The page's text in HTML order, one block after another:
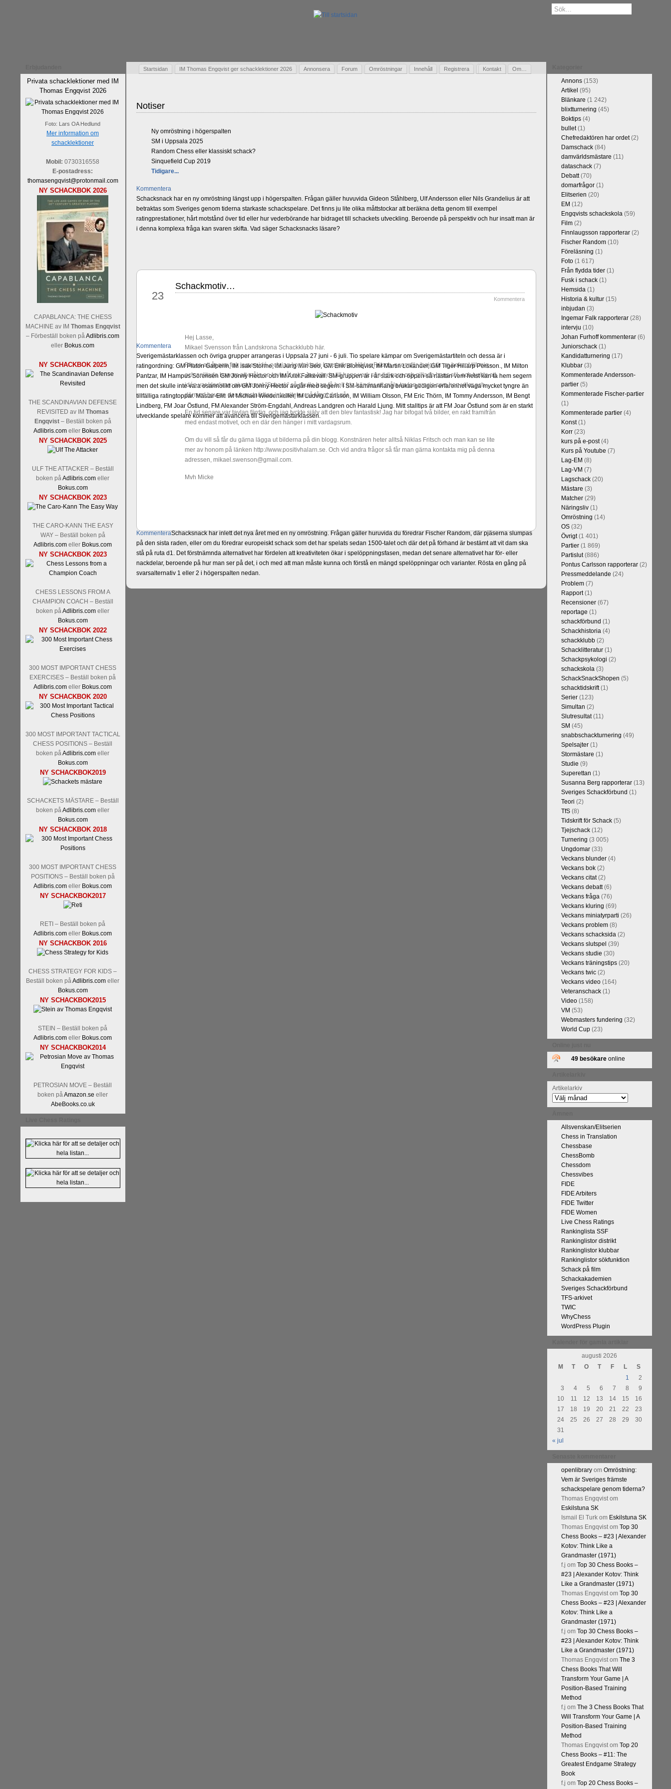
Privata schacklektioner med IM
Thomas Engqvist 2026
Foto: Lars OA Hedlund
Mer information om
schacklektioner
Mobil: 0730316558
E-postadress:
thomasengqvist@protonmail.com
NY SCHACKBOK 2026
CAPABLANCA: THE CHESS
MACHINE av IM Thomas Engqvist
– Förbeställ boken påAdlibris.com
eller Bokus.com
NY SCHACKBOK 2025
THE SCANDINAVIAN DEFENSE
REVISITED av IM Thomas
Engqvist– Beställ boken på
Adlibris.com eller Bokus.com
NY SCHACKBOK 2025
ULF THE ATTACKER – Beställ
boken påAdlibris.com eller
Bokus.com
NY SCHACKBOK 2023
THE CARO-KANN THE EASY
WAY – Beställ boken på
Adlibris.com eller Bokus.com
NY SCHACKBOK 2023
CHESS LESSONS FROM A
CHAMPION COACH – Beställ
boken påAdlibris.com eller
Bokus.com
NY SCHACKBOK 2022
300 MOST IMPORTANT CHESS
EXERCISES – Beställ boken på
Adlibris.com eller Bokus.com
NY SCHACKBOK 2020
300 MOST IMPORTANT TACTICAL
CHESS POSITIONS – Beställ
boken påAdlibris.com eller
Bokus.com
NY SCHACKBOK2019
SCHACKETS MÄSTARE – Beställ
boken påAdlibris.com eller
Bokus.com
NY SCHACKBOK 2018
300 MOST IMPORTANT CHESS
POSITIONS – Beställ boken på
Adlibris.com eller Bokus.com
NY SCHACKBOK2017
RETI – Beställ boken på
Adlibris.com eller Bokus.com
NY SCHACKBOK 2016
CHESS STRATEGY FOR KIDS –
Beställ boken påAdlibris.com eller
Bokus.com
NY SCHACKBOK2015
STEIN – Beställ boken på
Adlibris.com eller Bokus.com
NY SCHACKBOK2014
PETROSIAN MOVE – Beställ
boken påAmazon.se eller
AbeBooks.co.uk
Startsidan IM Thomas Engqvist ger schacklektioner 2026 Annonsera Forum Omröstningar Innehåll Registrera Kontakt Om…
Gästbok
Notiser
Ny omröstning i högerspalten
SM i Uppsala 2025
Random Chess eller klassiskt schack?
Sinquefield Cup 2019
Tidigare...
Kommentera
Schacksnack har en ny omröstning längst upp i högerspalten. Frågan gäller huvuvida Gideon Ståhlberg, Ulf Andersson eller Nils Grandelius är att
betraktas som Sveriges genom tiderna starkaste schackspelare. Det finns ju lite olika måttstockar att beräkna detta genom till exempel
ratingprestationer, hårt motstånd över tid eller hur vederbörande har bidraget till schackets utveckling. Beroende på perspektiv och hur insatt man är
i denna komplexa fråga kan svaren skifta. Vad säger Schacksnacks läsare?
Kommentera
Sverigemästarklassen och övriga grupper arrangeras i Uppsala 27 juni - 6 juli. Tio spelare kämpar om Sverigemästartiteln och dessa är i
ratingordning: GM Platon Galperin, IM Isak Storme, IM Jung Min Seo, GM Erik Blomqvist, IM Martin Lokander, GM Tiger Hillarp Persson., IM Milton
Pantzar, IM Hampus Sörensen GM Jonny Hector och IM Axel Falkevall. SM-gruppen är i år stark och öppen så nästan vem helst kan ta hem segern
men det skulle inte vara osannolikt om GM Jonny Hector avgår med segern. I SM-sammanhang brukar gedigen erfarenhet väga mycket tyngre än
tillfälliga ratingtoppar. Mästar-Elit: IM Michael Wiedenkeller, IM Ludvig Carlsson, IM William Olsson, FM Eric Thörn, IM Tommy Andersson, IM Bengt
Lindberg, FM Joar Östlund, FM Alexander Ström-Engdahl, Andreas Landgren och Harald Ljung. Mitt stalltips är att FM Joar Östlund som är en starkt
utvecklande spelare kommer att avancera till Sverigemästarklassen.
KommenteraSchacksnack har inlett det nya året med en ny omröstning. Frågan gäller huruvida du föredrar Fischer Random, där pjäserna slumpas
på den sista raden, eller om du föredrar europeiskt schack som det har spelats sedan 1500-talet och där det på förhand är bestämt att vit dam ska
stå på ruta d1. Det förstnämnda alternativet har fördelen att kreativiteten ökar i spelöppningsfasen, medan det senare alternativet har för- eller
nackdelar, beroende på hur man ser på det, i och med att man måste kunna och förstå en mängd spelöppningar och varianter. Rösta en gång på
svarsalternativ 1 eller 2 i högerspalten nedan.
23
Schackmotiv…
Kommentera
Hej Lasse,
Mikael Svensson från Landskrona Schackklubb här.
För ca ett år sen fick jag en idé, och jag kontaktade konstnären Niklas Fritsch – som för övrigt är en bekant till mig –
och anlitade honom att måla en tavla åt mig. Jag kände till hans verk sen tidigare och gillade hans stil, och tyckte att
idén var klockren: givet temat ”Schack” så skulle han få helt fria händer att måla tavlan precis som han ville, och
därmed bevara den konstnärliga integriteten så långt det går.
En tid senare var tavlan färdig, och jag tyckte själv att den blev fantastisk! Jag har bifogat två bilder, en rakt framifrån
med endast motivet, och en där den hänger i mitt vardagsrum.
Om du vill så får du gärna lägga ut bilderna på din blogg. Konstnären heter alltså Niklas Fritsch och man kan se lite
mer av honom på länken http://www.positivhalarn.se. Och vid andra frågor så får man gärna kontakta mig på denna
adressen, mikael.swenson@gmail.com.
Mvh Micke
Annons(153)
Artikel (95)
Blänkare (1 242)
blixtturnering (45)
Boktips(4)
bullet(1)
Chefredaktören har ordet(2)
Damschack(84)
damvärldsmästare (11)
dataschack(7)
Debatt(70)
domarfrågor(1)
Elitserien (20)
EM (12)
Engqvists schackskola(59)
Film(2)
Finnlaugsson rapporterar(2)
Fischer Random(10)
Föreläsning (1)
Foto(1 617)
Från flydda tider(1)
Fusk i schack(1)
Hemsida(1)
Historia & kultur(15)
inbjudan (3)
Ingemar Falk rapporterar(28)
intervju (10)
Johan Furhoff kommenterar(6)
Juniorschack(1)
Kandidatturnering (17)
Klubbar(3)
Kommenterade Andersson-
partier(5)
Kommenterade Fischer-partier
(1)
Kommenterade partier(4)
Konst(1)
Korr(23)
kurs på e-post(4)
Kurs på Youtube (7)
Lag-EM (8)
Lag-VM (7)
Lagschack(20)
Mästare (3)
Matcher(29)
Näringsliv(1)
Omröstning (14)
OS(32)
Övrigt(1 401)
Partier(1 869)
Partislut(886)
Pontus Carlsson rapporterar(2)
Pressmeddelande (24)
Problem(7)
Rapport(1)
Recensioner(67)
reportage (1)
schackförbund (1)
Schackhistoria(4)
schackklubb(2)
Schacklitteratur(1)
Schackpsykologi (2)
schackskola(3)
SchackSnackShopen (5)
schacktidskrift(1)
Serier(123)
Simultan (2)
Slutresultat(11)
SM (45)
snabbschackturnering (49)
Spelsajter(1)
Stormästare (1)
Studie (9)
Superettan (1)
Susanna Berg rapporterar(13)
Sveriges Schackförbund (1)
Teori (2)
TfS(8)
Tidskrift för Schack(5)
Tjejschack(12)
Turnering (3 005)
Ungdomar(33)
Veckans blunder(4)
Veckans bok(2)
Veckans citat(2)
Veckans debatt(6)
Veckans fråga(76)
Veckans kluring (69)
Veckans miniatyrparti (26)
Veckans problem(8)
Veckans schacksida(2)
Veckans slutspel (39)
Veckans studie (30)
Veckans träningstips(20)
Veckans twic(2)
Veckans video(164)
Veteranschack(1)
Video(158)
VM (53)
Webmasters fundering (32)
World Cup(23)
49 besökareonline
Artikelarkiv
Allsvenskan/Elitserien
Chess in Translation
Chessbase
ChessBomb
Chessdom
Chessvibes
FIDE
FIDE Arbiters
FIDE Twitter
FIDE Women
Live Chess Ratings
Rankinglista SSF
Rankinglistor distrikt
Rankinglistor klubbar
Rankinglistor sökfunktion
Schack på film
Schackakademien
Sveriges Schackförbund
TFS-arkivet
TWIC
WhyChess
WordPress Plugin
augusti 2026
M
T O T F L
S
1
2
3
4 5 6 7 8
9
10
11 12 13 14 15
16
17
18 19 20 21 22
23
24
25 26 27 28 29
30
31
« jul
openlibraryom Omröstning:
Vem är Sveriges främste
schackspelare genom tiderna?
Thomas Engqvistom
Eskilstuna SK
Ismail El Turkom Eskilstuna SK
Thomas Engqvistom Top 30
Chess Books – #23 | Alexander
Kotov: Think Like a
Grandmaster (1971)
f.j om Top 30 Chess Books –
#23 | Alexander Kotov: Think
Like a Grandmaster (1971)
Thomas Engqvistom Top 30
Chess Books – #23 | Alexander
Kotov: Think Like a
Grandmaster (1971)
f.j om Top 30 Chess Books –
#23 | Alexander Kotov: Think
Like a Grandmaster (1971)
Thomas Engqvistom The 3
Chess Books That Will
Transform Your Game | A
Position-Based Training
Method
f.j om The 3 Chess Books That
Will Transform Your Game | A
Position-Based Training
Method
Thomas Engqvistom Top 20
Chess Books – #11: The
Greatest Endgame Strategy
Book
f.j om Top 20 Chess Books –